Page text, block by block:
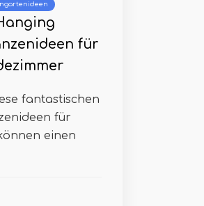
für
fantastischen
für
einen